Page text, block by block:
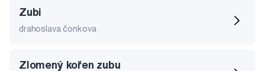
Zubi
drahoslava čonkova
Zlomený kořen zubu